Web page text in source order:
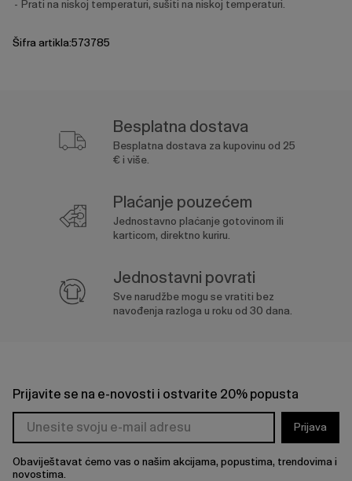
Prati na niskoj temperaturi, sušiti na niskoj temperaturi.
Šifra artikla:573785
Besplatna dostava
Besplatna dostava za kupovinu od 25
€ i više.
Plaćanje pouzećem
Jednostavno plaćanje gotovinom ili
karticom, direktno kuriru.
Jednostavni povrati
Sve narudžbe mogu se vratiti bez
navođenja razloga u roku od 30 dana.
Prijavite se na e-novosti i ostvarite 20% popusta
Prijava
Obaviještavat ćemo vas o našim akcijama, popustima, trendovima i
novostima.